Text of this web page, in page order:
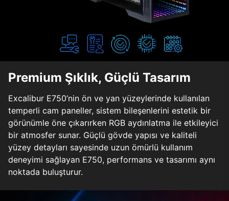
Premium Şıklık, Güçlü Tasarım
Excalibur E750’nin ön ve yan yüzeylerinde kullanılan
temperli cam paneller, sistem bileşenlerini estetik bir
görünümle öne çıkarırken RGB aydınlatma ile etkileyici
bir atmosfer sunar. Güçlü gövde yapısı ve kaliteli
yüzey detayları sayesinde uzun ömürlü kullanım
deneyimi sağlayan E750, performans ve tasarımı aynı
noktada buluşturur.